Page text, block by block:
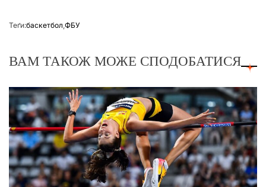
Теґи:баскетбол,ФБУ
ВАМ ТАКОЖ МОЖЕ СПОДОБАТИСЯ